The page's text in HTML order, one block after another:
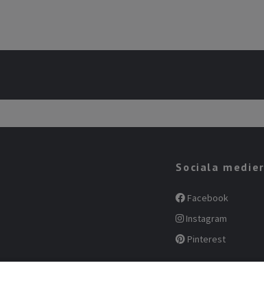
Sociala medier
Facebook
Instagram
Pinterest